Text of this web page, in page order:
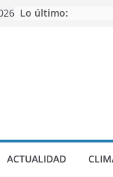
Lo último:
ACTUALIDAD